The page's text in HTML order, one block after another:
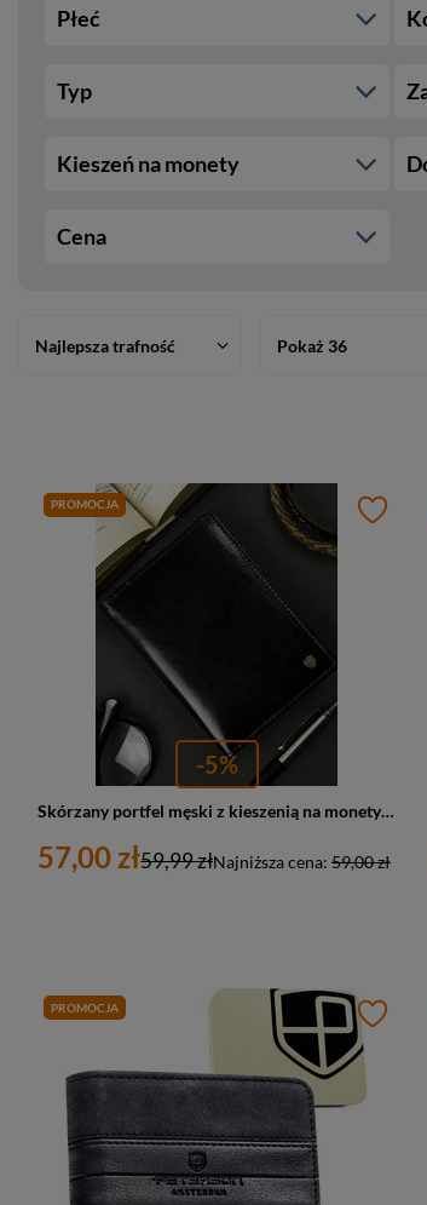
Płeć
Typ
Kieszeń na monety
Cena
Najlepsza trafność
Pokaż 36
PROMOCJA
-5%
Skórzany portfel męski z kieszenią na monety czarny - Rovicky N02-RVT BL
57,00 zł Najniższa cena: 59,00 zł
59,99 zł
PROMOCJA